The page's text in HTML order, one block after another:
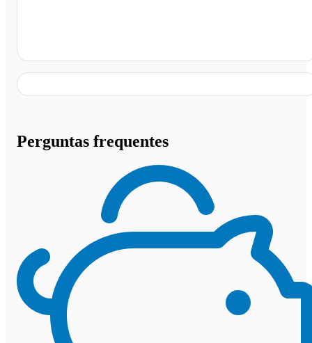
Perguntas frequentes